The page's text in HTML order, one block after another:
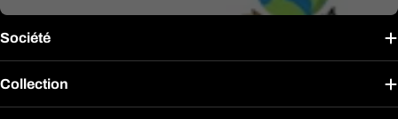
Société
Collection